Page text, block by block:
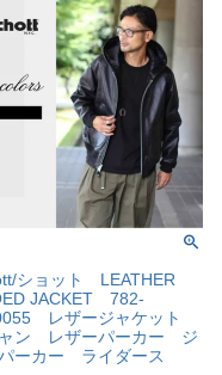
ショット LEATHER
JACKET 782-
レザージャケット
ン レザーパーカー ジ
ーカー ライダース